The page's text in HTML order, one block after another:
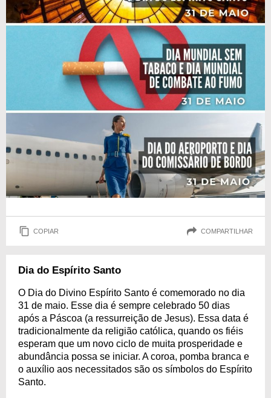
COPIAR COMPARTILHAR
Dia do Espírito Santo
O Dia do Divino Espírito Santo é comemorado no dia
31 de maio. Esse dia é sempre celebrado 50 dias
após a Páscoa (a ressurreição de Jesus). Essa data é
tradicionalmente da religião católica, quando os fiéis
esperam que um novo ciclo de muita prosperidade e
abundância possa se iniciar. A coroa, pomba branca e
o auxílio aos necessitados são os símbolos do Espírito
Santo.